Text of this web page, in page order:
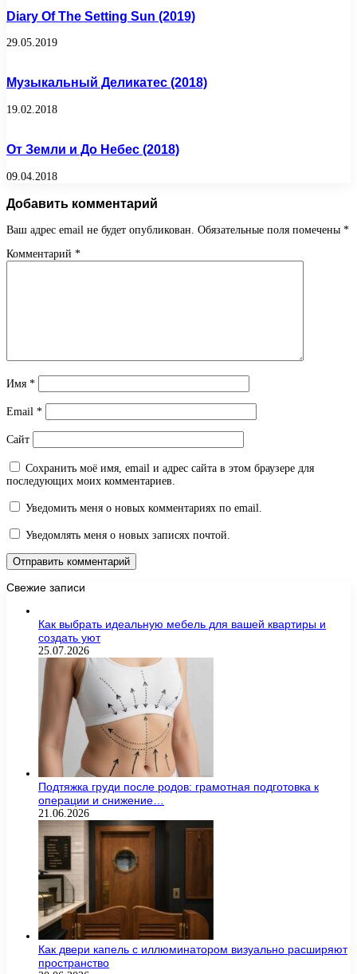
Diary Of The Setting Sun (2019)
29.05.2019
Музыкальный Деликатес (2018)
19.02.2018
От Земли и До Небес (2018)
09.04.2018
Добавить комментарий
Ваш адрес email не будет опубликован. Обязательные поля помечены *
Комментарий *
Имя *
Email *
Сайт
Сохранить моё имя, email и адрес сайта в этом браузере для
последующих моих комментариев.
Уведомить меня о новых комментариях по email.
Уведомлять меня о новых записях почтой.
Свежие записи
Как выбрать идеальную мебель для вашей квартиры и
создать уют
25.07.2026
Подтяжка груди после родов: грамотная подготовка к
операции и снижение…
21.06.2026
Как двери капель с иллюминатором визуально расширяют
пространство